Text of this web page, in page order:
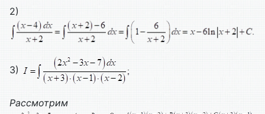
2)
3)
Рассмотрим